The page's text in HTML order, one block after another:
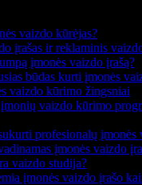
vaizdo kūrėjas?
įrašas ir reklaminis
įmonės vaizdo įrašą?
būdas kurti įmonės
vaizdo kūrimo žingsniai
vaizdo kūrimo
profesionalų įmonės
įmonės vaizdo
vaizdo studija?
įmonės vaizdo įrašo